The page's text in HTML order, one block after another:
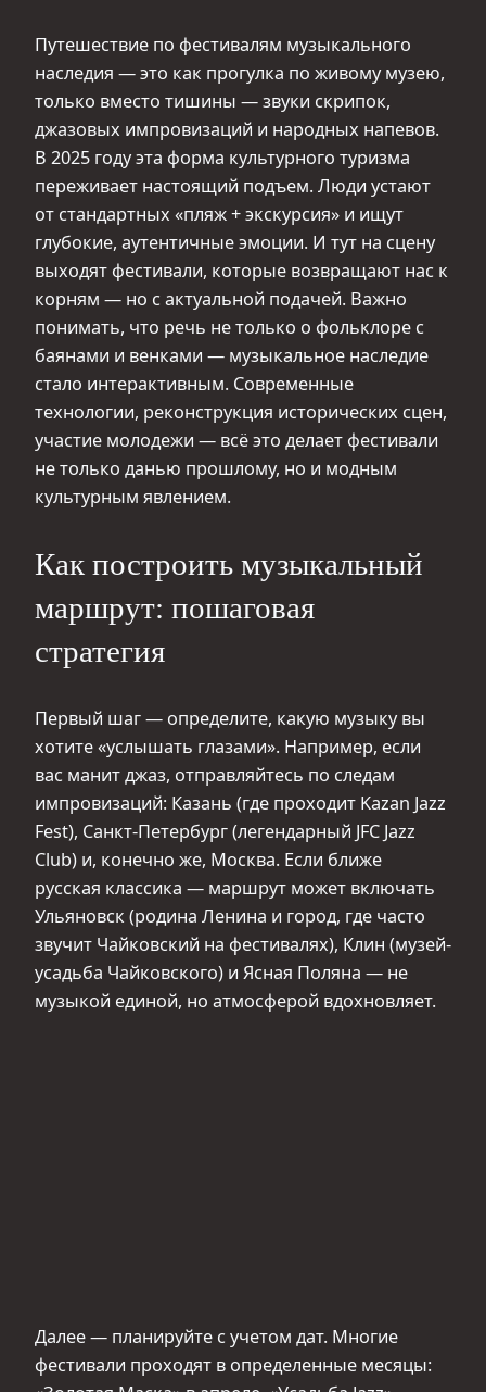
Путешествие по фестивалям музыкального
наследия — это как прогулка по живому музею,
только вместо тишины — звуки скрипок,
джазовых импровизаций и народных напевов.
В 2025 году эта форма культурного туризма
переживает настоящий подъем. Люди устают
от стандартных «пляж + экскурсия» и ищут
глубокие, аутентичные эмоции. И тут на сцену
выходят фестивали, которые возвращают нас к
корням — но с актуальной подачей. Важно
понимать, что речь не только о фольклоре с
баянами и венками — музыкальное наследие
стало интерактивным. Современные
технологии, реконструкция исторических сцен,
участие молодежи — всё это делает фестивали
не только данью прошлому, но и модным
культурным явлением.
Как построить музыкальный
маршрут: пошаговая
стратегия
Первый шаг — определите, какую музыку вы
хотите «услышать глазами». Например, если
вас манит джаз, отправляйтесь по следам
импровизаций: Казань (где проходит Kazan Jazz
Fest), Санкт-Петербург (легендарный JFC Jazz
Club) и, конечно же, Москва. Если ближе
русская классика — маршрут может включать
Ульяновск (родина Ленина и город, где часто
звучит Чайковский на фестивалях), Клин (музей-
усадьба Чайковского) и Ясная Поляна — не
музыкой единой, но атмосферой вдохновляет.
Далее — планируйте с учетом дат. Многие
фестивали проходят в определенные месяцы: